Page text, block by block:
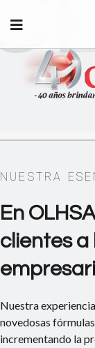
NUESTRA
En
clientes a
Nuestra
novedosas
incrementando la